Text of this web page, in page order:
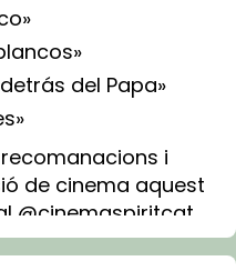
del Papa»
i
de cinema aquest
@cinemaspiritcat
(OpenAI)